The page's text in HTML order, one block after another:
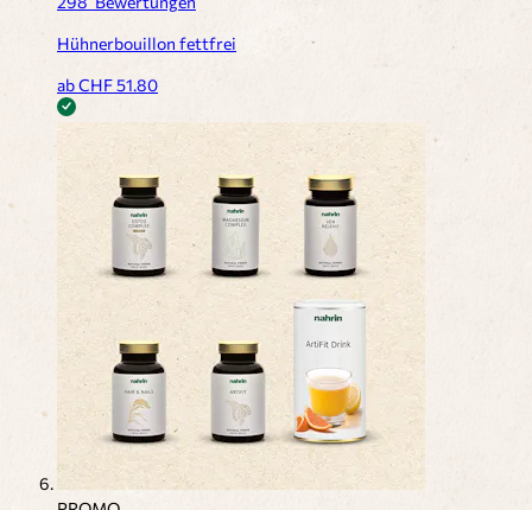
Hühnerbouillon fettfrei
ab CHF51.80